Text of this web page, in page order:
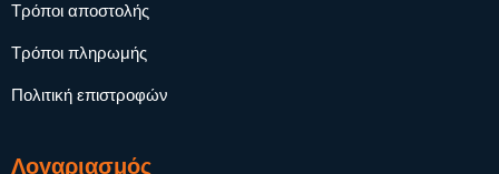
Τρόποι αποστολής
Τρόποι πληρωμής
Πολιτική επιστροφών
Λογαριασμός